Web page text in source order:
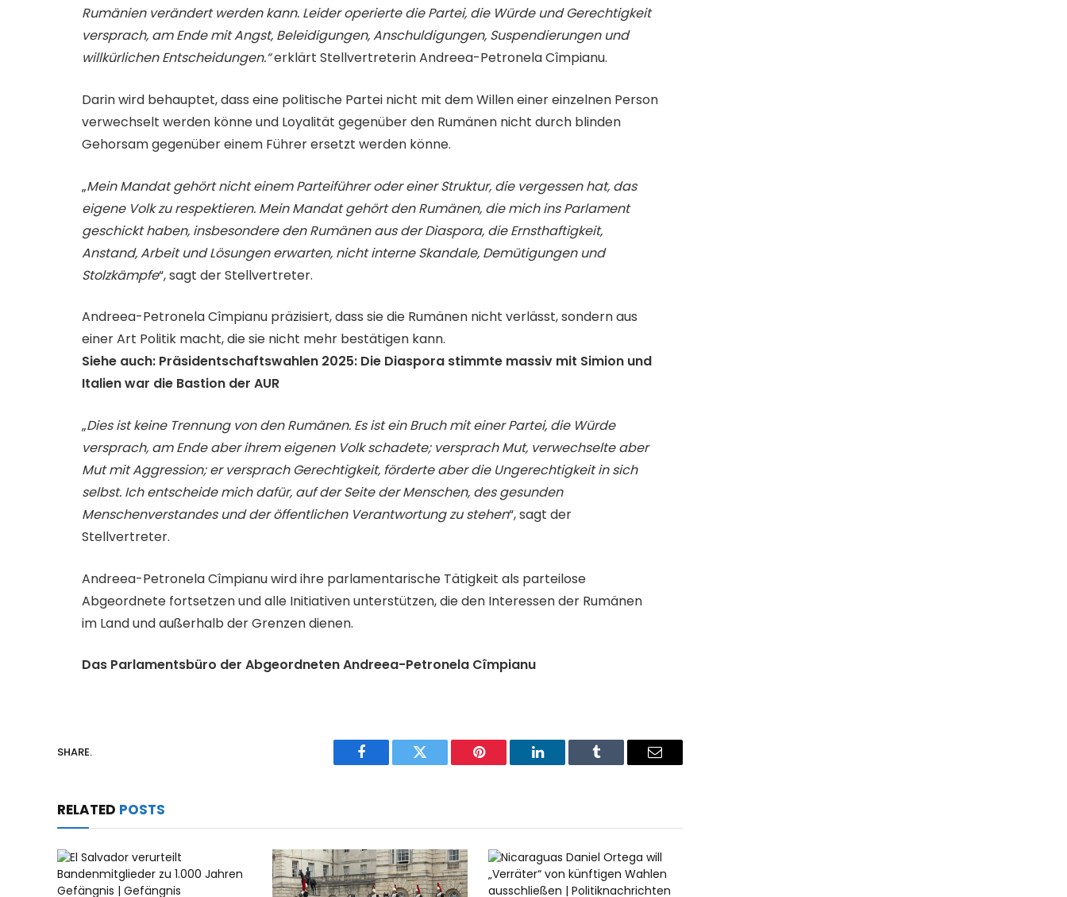
Rumänien verändert werden kann. Leider operierte die Partei, die Würde und Gerechtigkeit
versprach, am Ende mit Angst, Beleidigungen, Anschuldigungen, Suspendierungen und
willkürlichen Entscheidungen.“erklärt Stellvertreterin Andreea-Petronela Cîmpianu.
Darin wird behauptet, dass eine politische Partei nicht mit dem Willen einer einzelnen Person
verwechselt werden könne und Loyalität gegenüber den Rumänen nicht durch blinden
Gehorsam gegenüber einem Führer ersetzt werden könne.
„Mein Mandat gehört nicht einem Parteiführer oder einer Struktur, die vergessen hat, das
eigene Volk zu respektieren. Mein Mandat gehört den Rumänen, die mich ins Parlament
geschickt haben, insbesondere den Rumänen aus der Diaspora, die Ernsthaftigkeit,
Anstand, Arbeit und Lösungen erwarten, nicht interne Skandale, Demütigungen und
Stolzkämpfe“, sagt der Stellvertreter.
Andreea-Petronela Cîmpianu präzisiert, dass sie die Rumänen nicht verlässt, sondern aus
einer Art Politik macht, die sie nicht mehr bestätigen kann.
Siehe auch: Präsidentschaftswahlen 2025: Die Diaspora stimmte massiv mit Simion und
Italien war die Bastion der AUR
„Dies ist keine Trennung von den Rumänen. Es ist ein Bruch mit einer Partei, die Würde
versprach, am Ende aber ihrem eigenen Volk schadete; versprach Mut, verwechselte aber
Mut mit Aggression; er versprach Gerechtigkeit, förderte aber die Ungerechtigkeit in sich
selbst. Ich entscheide mich dafür, auf der Seite der Menschen, des gesunden
Menschenverstandes und der öffentlichen Verantwortung zu stehen“, sagt der
Stellvertreter.
Andreea-Petronela Cîmpianu wird ihre parlamentarische Tätigkeit als parteilose
Abgeordnete fortsetzen und alle Initiativen unterstützen, die den Interessen der Rumänen
im Land und außerhalb der Grenzen dienen.
Das Parlamentsbüro der Abgeordneten Andreea-Petronela Cîmpianu
SHARE.
Facebook Twitter Pinterest LinkedIn Tumblr Email
RELATED POSTS